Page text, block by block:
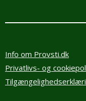
Info om Provsti.dk
Privatlivs- og